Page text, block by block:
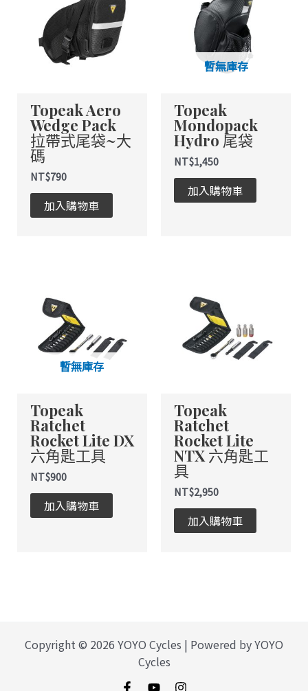
Topeak Aero
Wedge Pack
拉帶式尾袋~大
碼
NT$790
加入購物車
暫無庫存
Topeak
Mondopack
Hydro 尾袋
NT$1,450
加入購物車
暫無庫存
Topeak
Ratchet
Rocket Lite DX
六角匙工具
NT$900
加入購物車
Topeak
Ratchet
Rocket Lite
NTX 六角匙工
具
NT$2,950
加入購物車
Copyright © 2026 YOYO Cycles | Powered by YOYO
Cycles